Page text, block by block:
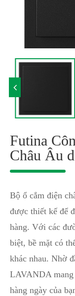
Futina
Châu Âu
Bộ ổ cắm điện
được thiết kế để
hàng. Với các
biệt, bề mặt có
khác nhau. Nhờ
LAVANDA
hàng ngày của